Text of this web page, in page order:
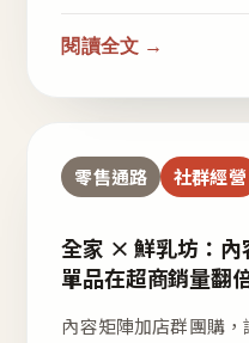
閱讀全文 →
零售通路 社群經營
全家 × 鮮乳坊：內
單品在超商銷量翻
內容矩陣加店群團購